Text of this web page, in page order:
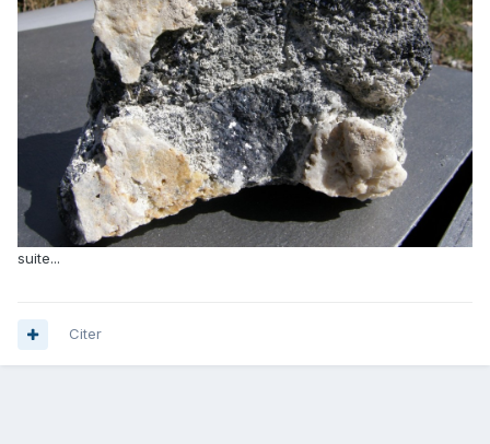
suite...
Citer